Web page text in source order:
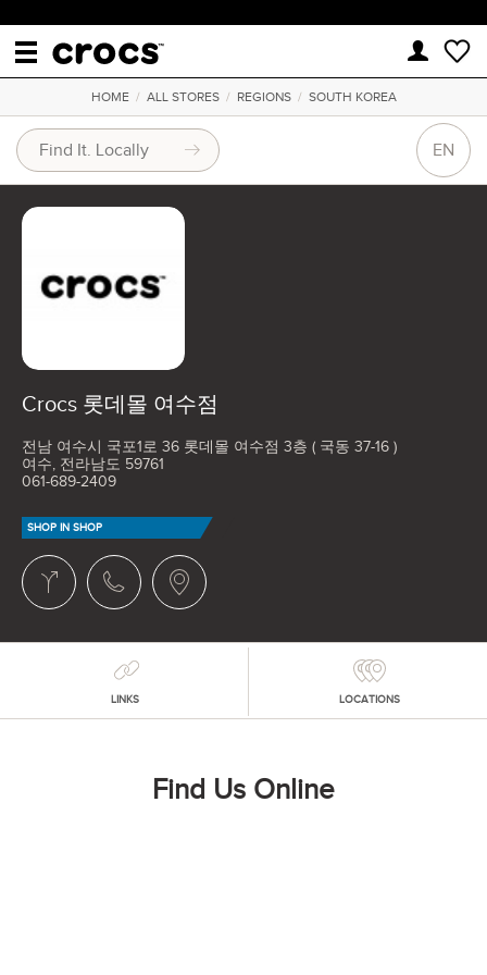
HOME/ ALL STORES/ REGIONS/ SOUTH KOREA
EN
Crocs 롯데몰 여수점
전남 여수시 국포1로 36 롯데몰 여수점 3층 ( 국동 37-16 )
여수, 전라남도 59761
061-689-2409
SHOP IN SHOP
LINKS LOCATIONS
Find Us Online